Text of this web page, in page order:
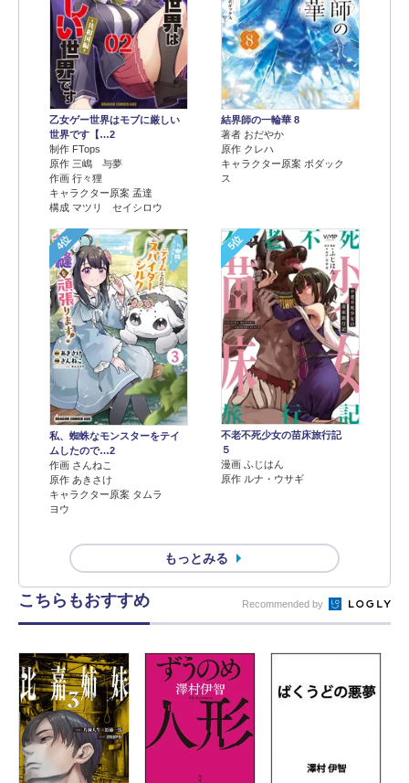
乙女ゲー世界はモブに厳しい
世界です【…2
制作 FTops
原作 三嶋 与夢
作画 行々狸
キャラクター原案 孟達
構成 マツリ セイシロウ
結界師の一輪華 8
著者 おだやか
原作 クレハ
キャラクター原案 ボダック
ス
4位
私、蜘蛛なモンスターをテイ
ムしたので…2
作画 さんねこ
原作 あきさけ
キャラクター原案 タムラ
ヨウ
5位
不老不死少女の苗床旅行記
５
漫画 ふじはん
原作 ルナ・ウサギ
もっとみる
こちらもおすすめ Recommended by